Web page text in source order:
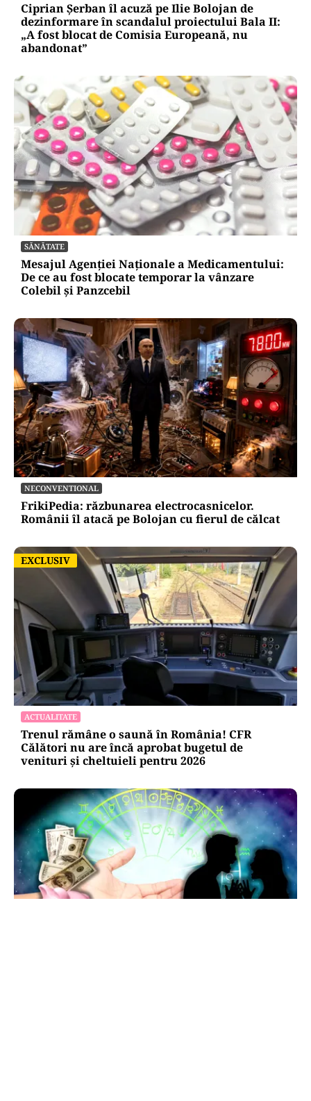
Ciprian Șerban îl acuză pe Ilie Bolojan de
dezinformare în scandalul proiectului Bala II:
„A fost blocat de Comisia Europeană, nu
abandonat”
SĂNĂTATE
Mesajul Agenției Naționale a Medicamentului:
De ce au fost blocate temporar la vânzare
Colebil și Panzcebil
NECONVENTIONAL
FrikiPedia: răzbunarea electrocasnicelor.
Românii îl atacă pe Bolojan cu fierul de călcat
EXCLUSIV
EXCLUSIV
ACTUALITATE
Trenul rămâne o saună în România! CFR
Călători nu are încă aprobat bugetul de
venituri și cheltuieli pentru 2026